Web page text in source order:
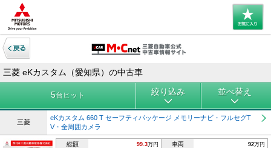
三菱 eKカスタム（愛知県）の中古車
5台ヒット 絞り込み 並べ替え
三菱
eKカスタム 660 T セーフティパッケージ メモリーナビ・フルセグT
V・全周囲カメラ
総額 99.3万円 車両 92万円